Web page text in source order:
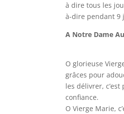
à dire tous les
à-dire pendant 9
A Notre Dame
O glorieuse
grâces pour
les délivrer,
confiance.
O Vierge Marie,